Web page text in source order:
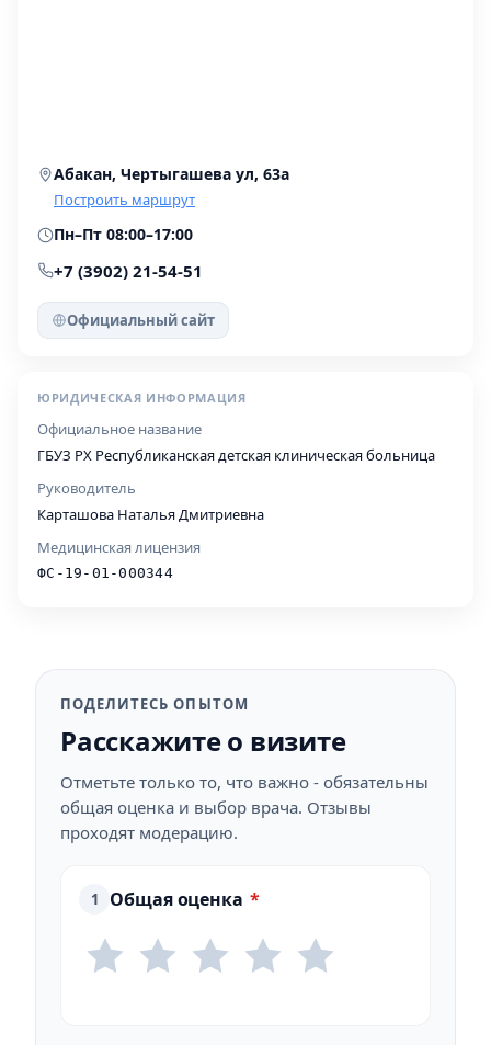
Абакан, Чертыгашева ул, 63а
Построить маршрут
Пн–Пт 08:00–17:00
+7 (3902) 21-54-51
Официальный сайт
ЮРИДИЧЕСКАЯ ИНФОРМАЦИЯ
Официальное название
ГБУЗ РХ Республиканская детская клиническая больница
Руководитель
Карташова Наталья Дмитриевна
Медицинская лицензия
ФС-19-01-000344
ПОДЕЛИТЕСЬ ОПЫТОМ
Расскажите о визите
Отметьте только то, что важно - обязательны
общая оценка и выбор врача. Отзывы
проходят модерацию.
1 Общая оценка *